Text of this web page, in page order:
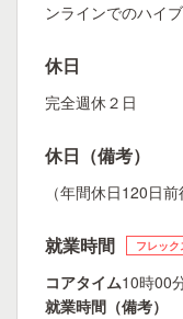
ンラインでのハイ
休日
完全週休２日
休日（備考）
（年間休日120日
就業時間 フレッ
コアタイム10時00
就業時間（備考）